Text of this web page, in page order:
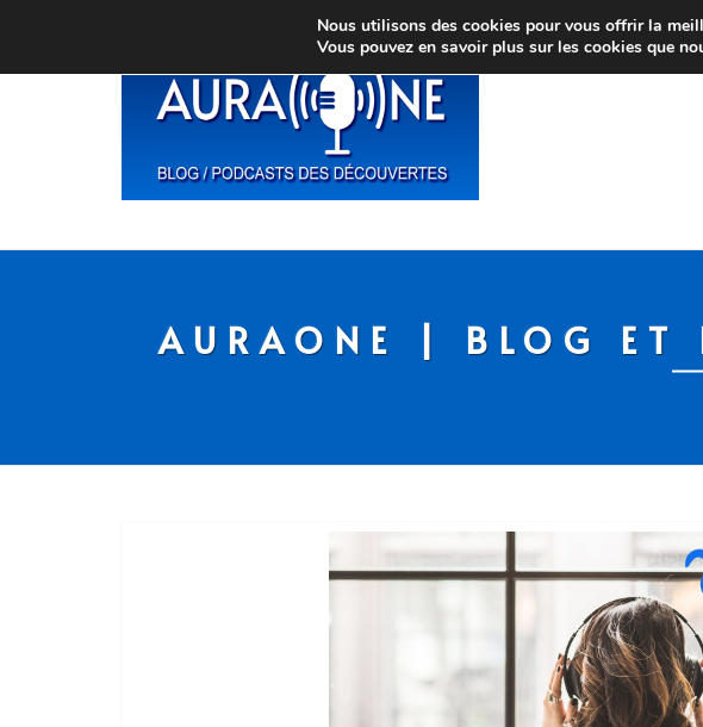
AURAONE | BLOG ET
Nous utilisons des cookies pour vous offrir la
Vous pouvez en savoir plus sur les cookies que